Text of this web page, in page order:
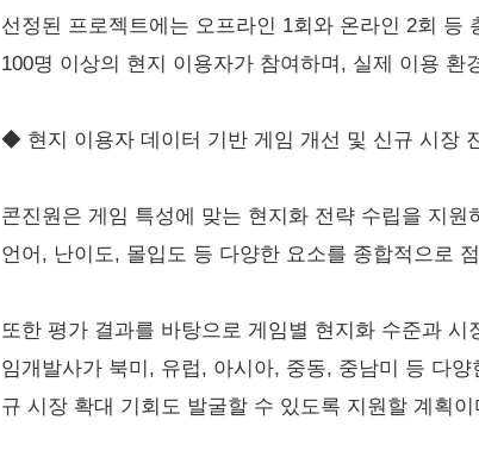
선정된 프로젝트에는 오프라인 1회와 온라인 2회
100명 이상의 현지 이용자가 참여하며, 실제 이용
◆ 현지 이용자 데이터 기반 게임 개선 및 신규 시장
콘진원은 게임 특성에 맞는 현지화 전략 수립을 지
언어, 난이도, 몰입도 등 다양한 요소를 종합적으로
또한 평가 결과를 바탕으로 게임별 현지화 수준과
임개발사가 북미, 유럽, 아시아, 중동, 중남미 등 다
규 시장 확대 기회도 발굴할 수 있도록 지원할 계획이